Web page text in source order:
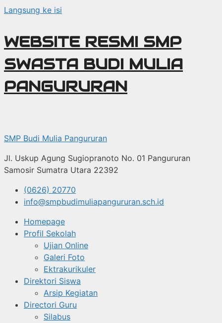
Langsung ke isi
WEBSITE RESMI SMP
SWASTA BUDI MULIA
PANGURURAN
SMP Budi Mulia Pangururan
Jl. Uskup Agung Sugiopranoto No. 01 Pangururan
Samosir Sumatra Utara 22392
(0626) 20770
info@smpbudimuliapangururan.sch.id
Homepage
Profil Sekolah
Ujian Online
Galeri Foto
Ektrakurikuler
Direktori Siswa
Arsip Kegiatan
Directori Guru
Silabus